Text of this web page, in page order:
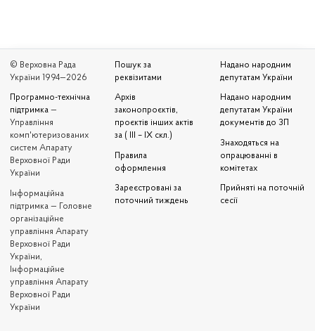
© Верховна Рада
України 1994—2026
Програмно-технічна
підтримка —
Управління
комп'ютеризованих
систем Апарату
Верховної Ради
України
Iнформаційна
підтримка — Головне
організаційне
управління Апарату
Верховної Ради
України,
Інформаційне
управління Апарату
Верховної Ради
України
Пошук за
реквізитами
Архів
законопроєктів,
проєктів інших актів
за ( III – IX скл.)
Правила
оформлення
Зареєстровані за
поточний тиждень
Надано народним
депутатам України
Надано народним
депутатам України
документів до ЗП
Знаходяться на
опрацюванні в
комітетах
Прийняті на поточній
сесії